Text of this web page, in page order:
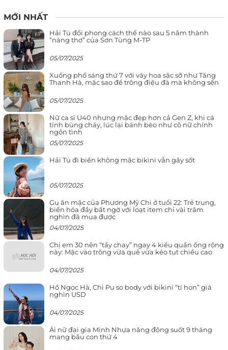
MỚI NHẤT
Hải Tú đổi phong cách thế nào sau 5 năm thành
“nàng thơ” của Sơn Tùng M-TP
05/07/2025
Xuống phố sáng thứ 7 với váy hoa sặc sỡ như Tăng
Thanh Hà, mặc sao để trông điệu đà mà không sến
05/07/2025
Nữ ca sĩ U40 nhưng mặc đẹp hơn cả Gen Z, khi cá
tính bùng cháy, lúc lại bánh bèo như cô nữ chính
ngôn tình
05/07/2025
Hải Tú đi biển không mặc bikini vẫn gây sốt
05/07/2025
Gu ăn mặc của Phương Mỹ Chi ở tuổi 22: Trẻ trung,
biến hóa đầy bất ngờ với loạt item chỉ vài trăm
nghìn đã mua được
04/07/2025
Chị em 30 nên “tẩy chay” ngay 4 kiểu quần ống rộng
này: Mặc vào trông vừa quê vừa kéo tụt chiều cao
04/07/2025
Hồ Ngọc Hà, Chi Pu so body với bikini “tí hon” giá
nghìn USD
04/07/2025
Ái nữ đại gia Minh Nhựa năng động suốt 9 tháng
mang bầu con thứ 4